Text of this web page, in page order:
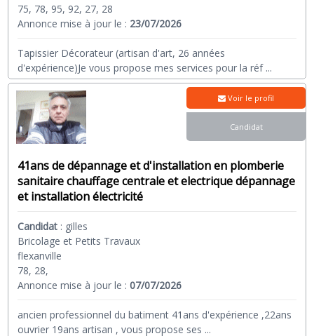
75, 78, 95, 92, 27, 28
Annonce mise à jour le : 23/07/2026
Tapissier Décorateur (artisan d'art, 26 années
d'expérience)Je vous propose mes services pour la réf...
41ans de dépannage et d'installation en plomberie
sanitaire chauffage centrale et electrique dépannage
et installation électricité
Candidat : gilles
Bricolage et Petits Travaux
flexanville
78, 28,
Annonce mise à jour le :07/07/2026
ancien professionnel du batiment 41ans d'expérience ,22ans
ouvrier 19ans artisan , vous propose ses ...
Voir le profil
Candidat